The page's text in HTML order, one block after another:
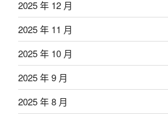
2025 年 12 月
2025 年 11 月
2025 年 10 月
2025 年 9 月
2025 年 8 月